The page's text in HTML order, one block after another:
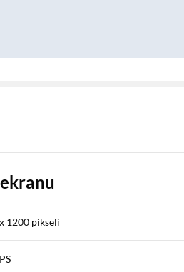
1200 pikseli